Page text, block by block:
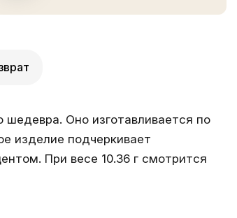
Оно изготавливается по
изделие подчеркивает
При весе 10.36 г смотрится